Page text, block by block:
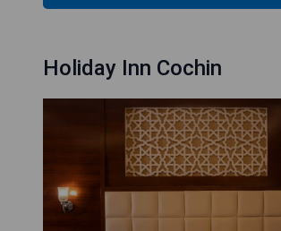
Holiday Inn Cochin